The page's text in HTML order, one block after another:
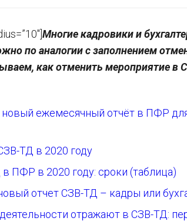
Многие кадровики и
по аналогии с заполнением
как отменить мероприятие в
новый ежемесячный отчёт в ПФР
ТД в 2020 году
ПФР в 2020 году: сроки (таблица)
отчет СЗВ-ТД – кадры или
отражают в СЗВ-ТД: